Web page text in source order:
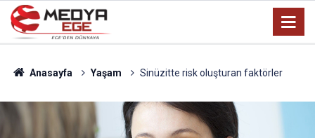
Anasayfa Yaşam Sinüzitte risk oluşturan faktörler